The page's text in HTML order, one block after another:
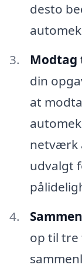
desto
Modtag
din
at
netværk
udvalgt
op til tre